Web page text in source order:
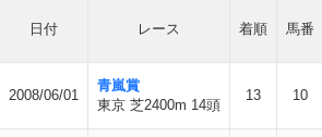
日付 レース 着順 馬番
2008/06/01
青嵐賞
東京 芝2400m 14頭
13 10